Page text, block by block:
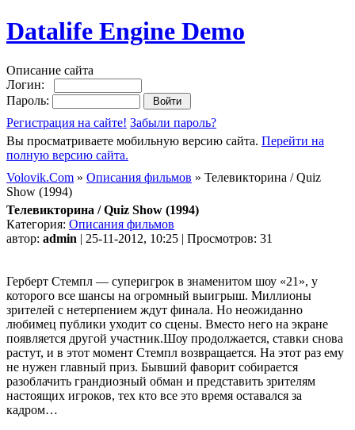
Datalife Engine Demo
Описание сайта
Логин:
Пароль:
Регистрация на сайте! Забыли пароль?
Вы просматриваете мобильную версию сайта. Перейти на
полную версию сайта.
Volovik.Com » Описания фильмов » Телевикторина / Quiz
Show (1994)
Телевикторина / Quiz Show (1994)
Категория: Описания фильмов
автор: admin | 25-11-2012, 10:25 | Просмотров: 31
Герберт Стемпл — суперигрок в знаменитом шоу «21», у
которого все шансы на огромный выигрыш. Миллионы
зрителей с нетерпением ждут финала. Но неожиданно
любимец публики уходит со сцены. Вместо него на экране
появляется другой участник.Шоу продолжается, ставки снова
растут, и в этот момент Стемпл возвращается. На этот раз ему
не нужен главный приз. Бывший фаворит собирается
разоблачить грандиозный обман и представить зрителям
настоящих игроков, тех кто все это время оставался за
кадром…